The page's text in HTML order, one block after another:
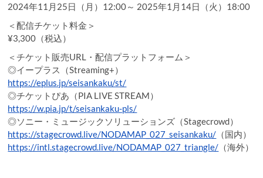
2024年11月25日（月）12:00～ 2025年1月14日（火）18:00
＜配信チケット料金＞
¥3,300（税込）
＜チケット販売URL・配信プラットフォーム＞
◎イープラス（Streaming+）
https://eplus.jp/seisankaku/st/
◎チケットぴあ（PIA LIVE STREAM）
https://w.pia.jp/t/seisankaku-pls/
◎ソニー・ミュージックソリューションズ（Stagecrowd）
https://stagecrowd.live/NODAMAP_027_seisankaku/ （国内）
https://intl.stagecrowd.live/NODAMAP_027_triangle/ （海外）